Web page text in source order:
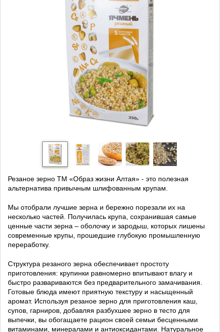
Резаное зерно ТМ «Образ жизни Алтая» - это полезная
альтернатива привычным шлифованным крупам.
Мы отобрали лучшие зерна и бережно порезали их на
несколько частей. Получилась крупа, сохранившая самые
ценные части зерна – оболочку и зародыш, которых лишены
современные крупы, прошедшие глубокую промышленную
переработку.
Структура резаного зерна обеспечивает простоту
приготовления: крупинки равномерно впитывают влагу и
быстро развариваются без предварительного замачивания.
Готовые блюда имеют приятную текстуру и насыщенный
аромат. Используя резаное зерно для приготовления каш,
супов, гарниров, добавляя разбухшее зерно в тесто для
выпечки, вы обогащаете рацион своей семьи бесценными
витаминами, минералами и антиоксидантами. Натуральное